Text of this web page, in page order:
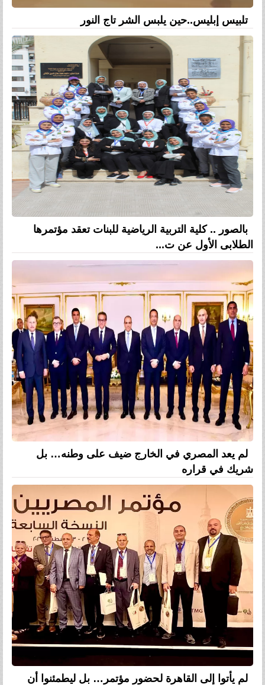
تلبيس إبليس..حين يلبس الشر تاج النور
بالصور .. كلية التربية الرياضية للبنات تعقد مؤتمرها
الطلابى الأول عن ت...
لم يعد المصري في الخارج ضيف على وطنه… بل
شريك في قراره
لم يأتوا إلى القاهرة لحضور مؤتمر… بل ليطمئنوا أن